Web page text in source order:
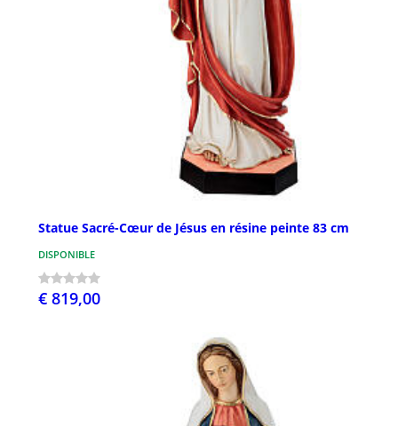
Statue Sacré-Cœur de Jésus en résine peinte 83 cm
DISPONIBLE
€ 819,00